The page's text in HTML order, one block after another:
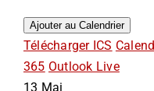
Ajouter au Calendrier
Télécharger ICS
365 Outlook Live
13 Mai